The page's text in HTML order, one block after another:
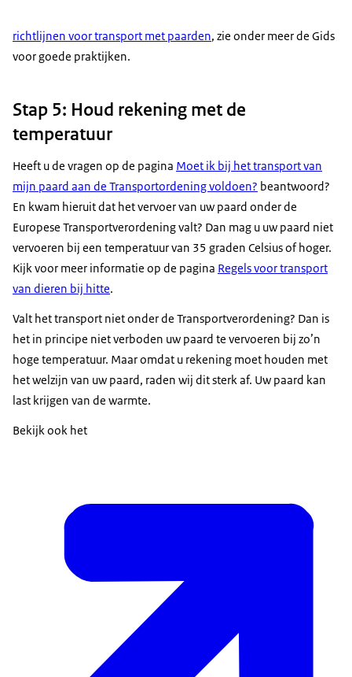
vervoersdocument: dit document mag u zelf
opstellen
op de paginaWelke documenten heb ik nodig om
dieren te mogen vervoeren?
duurt.
richtlijnen voor transport met paarden, zie onder meer de Gids
voor goede praktijken.
Stap 5: Houd rekening met de
temperatuur
Heeft u de vragen op de pagina Moet ik bij het transport van
mijn paard aan de Transportordening voldoen? beantwoord?
En kwam hieruit dat het vervoer van uw paard onder de
Europese Transportverordening valt? Dan mag u uw paard niet
vervoeren bij een temperatuur van 35 graden Celsius of hoger.
Kijk voor meer informatie op de pagina Regels voor transport
van dieren bij hitte.
Valt het transport niet onder de Transportverordening? Dan is
het in principe niet verboden uw paard te vervoeren bij zo’n
hoge temperatuur. Maar omdat u rekening moet houden met
het welzijn van uw paard, raden wij dit sterk af. Uw paard kan
last krijgen van de warmte.
Bekijk ook het